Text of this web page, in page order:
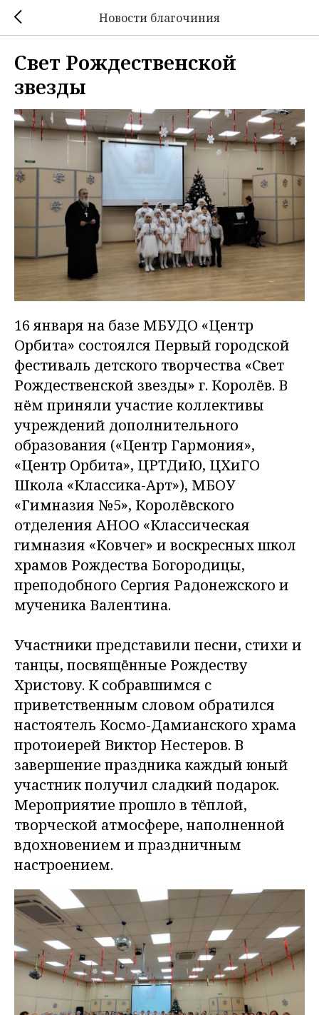
Новости благочиния
Свет Рождественской
звезды
16 января на базе МБУДО «Центр
Орбита» состоялся Первый городской
фестиваль детского творчества «Свет
Рождественской звезды» г. Королёв. В
нём приняли участие коллективы
учреждений дополнительного
образования («Центр Гармония»,
«Центр Орбита», ЦРТДиЮ, ЦХиГО
Школа «Классика-Арт»), МБОУ
«Гимназия №5», Королёвского
отделения АНОО «Классическая
гимназия «Ковчег» и воскресных школ
храмов Рождества Богородицы,
преподобного Сергия Радонежского и
мученика Валентина.
Участники представили песни, стихи и
танцы, посвящённые Рождеству
Христову. К собравшимся с
приветственным словом обратился
настоятель Космо-Дамианского храма
протоиерей Виктор Нестеров. В
завершение праздника каждый юный
участник получил сладкий подарок.
Мероприятие прошло в тёплой,
творческой атмосфере, наполненной
вдохновением и праздничным
настроением.